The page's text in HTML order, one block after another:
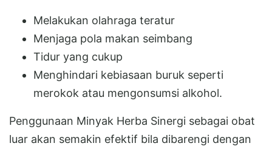
Melakukan olahraga teratur
Menjaga pola makan seimbang
Tidur yang cukup
Menghindari kebiasaan buruk seperti
merokok atau mengonsumsi alkohol.
Penggunaan Minyak Herba Sinergi sebagai obat
luar akan semakin efektif bila dibarengi dengan